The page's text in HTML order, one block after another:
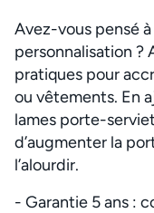
Avez-vous pensé
personnalisation ?
pratiques pour
ou vêtements. En
lames porte-
d’augmenter la
l’alourdir.
- Garantie 5 ans :